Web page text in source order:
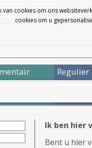
van cookies om ons
cookies om u
Regulier
Ik ben hier
Bent u hier